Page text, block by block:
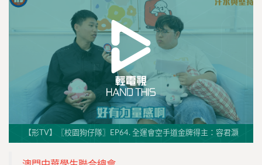
【形TV】〖校園狗仔隊〗EP64. 全運會空手道金牌得主：容君灝